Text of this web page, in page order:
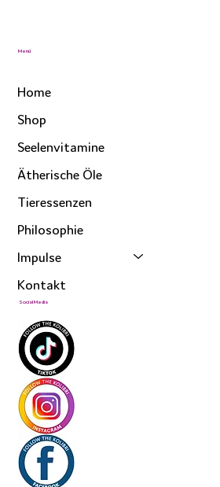
Menü
Home
Shop
Seelenvitamine
Ätherische Öle
Tieressenzen
Philosophie
Impulse
Kontakt
Social Media